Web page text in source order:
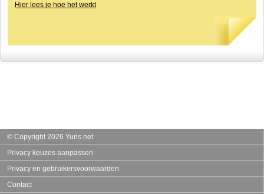
Hier lees je hoe het werkt
© Copyright 2026 Yurls.net
Privacy keuzes aanpassen
Privacy en gebruikersvoorwaarden
Contact